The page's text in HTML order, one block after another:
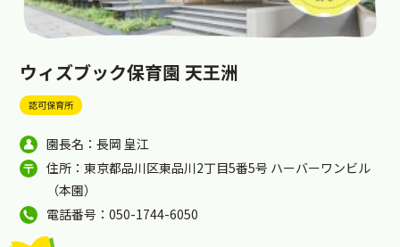
ウィズブック保育園 天王洲
認可保育所
園長名：長岡 皇江
住所：東京都品川区東品川2丁目5番5号 ハーバーワンビル
（本園）
電話番号：050-1744-6050